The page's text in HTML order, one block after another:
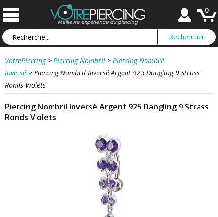
0
VotrePiercing > Piercing Nombril > Piercing Nombril
Inversé > Piercing Nombril Inversé Argent 925 Dangling 9 Strass
Ronds Violets
Piercing Nombril Inversé Argent 925 Dangling 9 Strass
Ronds Violets